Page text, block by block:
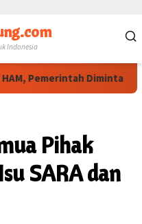
Indonesia
Pemerintah Diminta
Pihak
SARA dan